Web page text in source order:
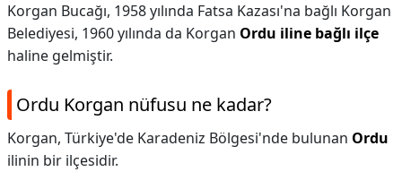
Korgan Bucağı, 1958 yılında Fatsa Kazası'na bağlı Korgan
Belediyesi, 1960 yılında da Korgan Ordu iline bağlı ilçe
haline gelmiştir.
Ordu Korgan nüfusu ne kadar?
Korgan, Türkiye'de Karadeniz Bölgesi'nde bulunan Ordu
ilinin bir ilçesidir.